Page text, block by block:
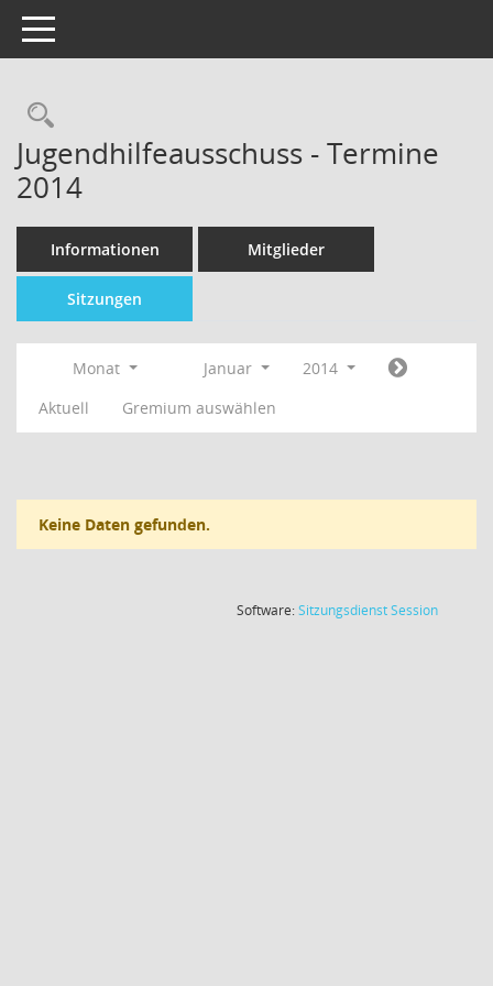
Toggle navigation
Jugendhilfeausschuss - Termine
2014
Informationen Mitglieder
Sitzungen
Monat Januar
2014
Aktuell
Gremium auswählen
Keine Daten gefunden.
Software:SitzungsdienstSession(Wird in